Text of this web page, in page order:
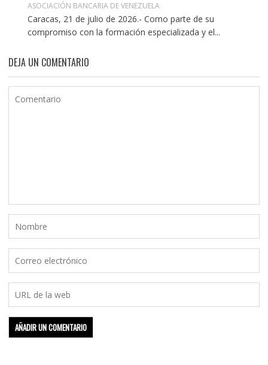
ASOCIACIÓN BANCARIA DE VENEZUELA
Caracas, 21 de julio de 2026.- Como parte de su
compromiso con la formación especializada y el...
DEJA UN COMENTARIO